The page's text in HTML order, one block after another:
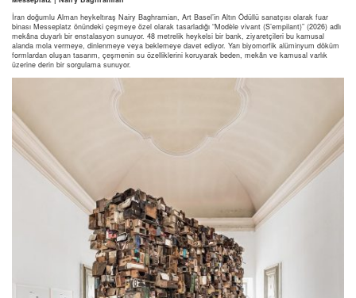
İran doğumlu Alman heykeltıraş Nairy Baghramian, Art Basel’in Altın Ödüllü sanatçısı olarak fuar
binası Messeplatz önündeki çeşmeye özel olarak tasarladığı “Modèle vivant (S’empilant)” (2026) adlı
mekâna duyarlı bir enstalasyon sunuyor. 48 metrelik heykelsi bir bank, ziyaretçileri bu kamusal
alanda mola vermeye, dinlenmeye veya beklemeye davet ediyor. Yarı biyomorfik alüminyum döküm
formlardan oluşan tasarım, çeşmenin su özelliklerini koruyarak beden, mekân ve kamusal varlık
üzerine derin bir sorgulama sunuyor.